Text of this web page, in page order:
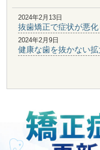
2024年2月13日
抜歯矯正で症状が悪
2024年2月9日
健康な歯を抜かない